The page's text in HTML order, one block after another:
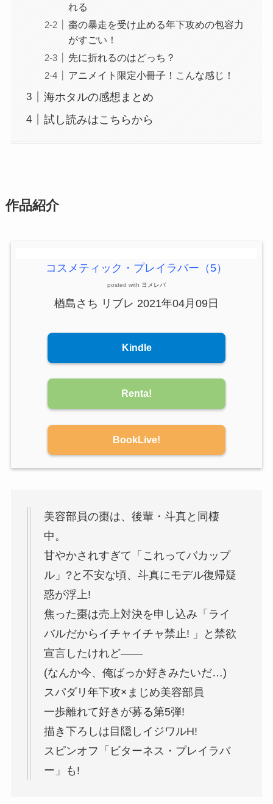
れる
棗の暴走を受け止める年下攻めの包容力
がすごい！
先に折れるのはどっち？
アニメイト限定小冊子！こんな感じ！
海ホタルの感想まとめ
試し読みはこちらから
作品紹介
コスメティック・プレイラバー（5）
posted with ヨメレバ
楢島さち リブレ 2021年04月09日
Kindle
Renta!
BookLive!
美容部員の棗は、後輩・斗真と同棲
中。
甘やかされすぎて「これってバカップ
ル」?と不安な頃、斗真にモデル復帰疑
惑が浮上!
焦った棗は売上対決を申し込み「ライ
バルだからイチャイチャ禁止! 」と禁欲
宣言したけれど――
(なんか今、俺ばっか好きみたいだ…)
スパダリ年下攻×まじめ美容部員
一歩離れて好きが募る第5弾!
描き下ろしは目隠しイジワルH!
スピンオフ「ビターネス・プレイラバ
ー」も!